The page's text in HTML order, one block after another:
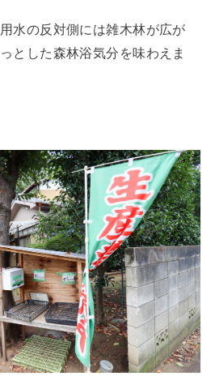
水の反対側には雑木林が広が
とした森林浴気分を味わえま